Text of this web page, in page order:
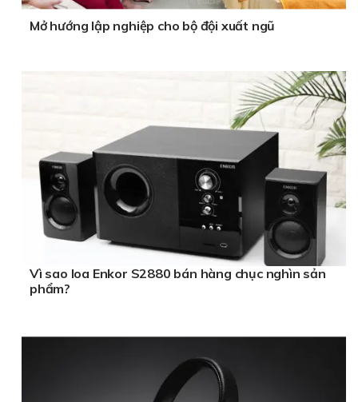
Mở hướng lập nghiệp cho bộ đội xuất ngũ
Vì sao loa Enkor S2880 bán hàng chục nghìn sản
phẩm?